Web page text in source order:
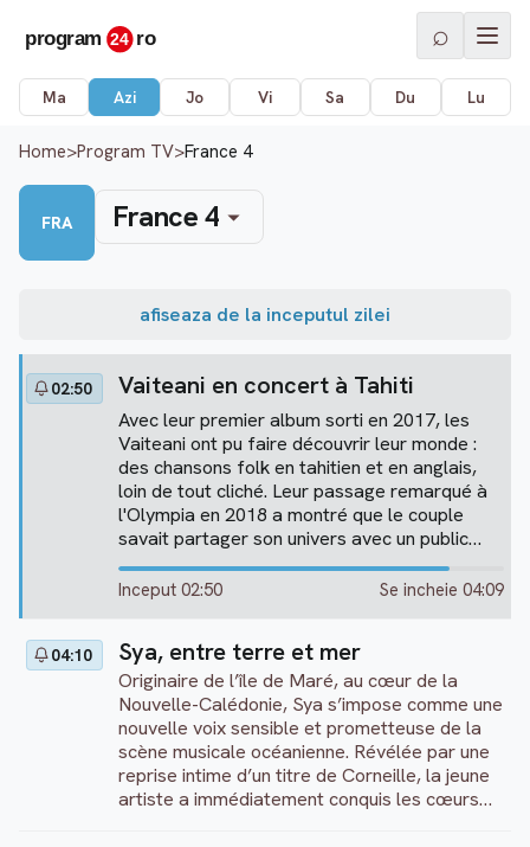
⌕
Ma Azi Jo Vi Sa Du Lu
Home>Program TV>France 4
FRA France 4
afiseaza de la inceputul zilei
02:50 Vaiteani en concert à Tahiti
Avec leur premier album sorti en 2017, les
Vaiteani ont pu faire découvrir leur monde :
des chansons folk en tahitien et en anglais,
loin de tout cliché. Leur passage remarqué à
l'Olympia en 2018 a montré que le couple
savait partager son univers avec un public
souvent conquis dès les premières notes.
Inceput 02:50 Se incheie 04:09
04:10 Sya, entre terre et mer
Originaire de l’île de Maré, au cœur de la
Nouvelle-Calédonie, Sya s’impose comme une
nouvelle voix sensible et prometteuse de la
scène musicale océanienne. Révélée par une
reprise intime d’un titre de Corneille, la jeune
artiste a immédiatement conquis les cœurs